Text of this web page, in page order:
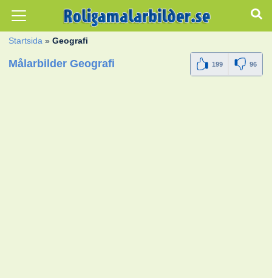
Startsida »Geografi
Målarbilder Geografi 199 96